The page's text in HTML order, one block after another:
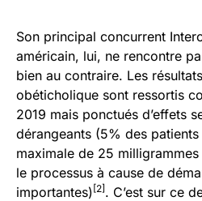
Son principal concurrent
américain, lui, ne rencontre
bien au contraire. Les
obéticholique sont ressortis
2019 mais ponctués d’effets
dérangeants (5% des
maximale de 25
le processus à cause de
importantes) [2] . C’est sur ce